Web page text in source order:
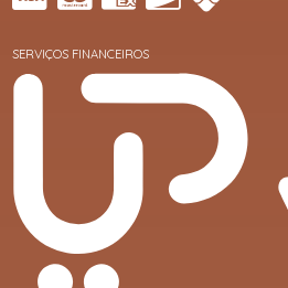
SERVIÇOS FINANCEIROS